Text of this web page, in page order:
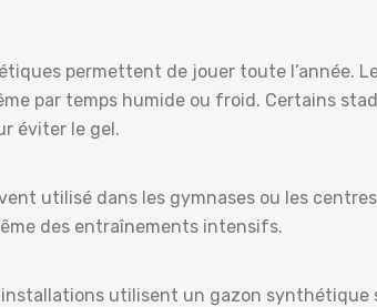
permettent de jouer toute l’année.
par temps humide ou froid. Certains
éviter le gel.
utilisé dans les gymnases ou les
des entraînements intensifs.
installations utilisent un gazon synthétique